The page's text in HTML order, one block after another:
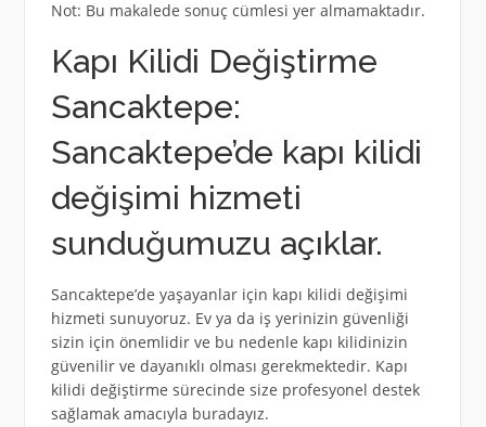
Not: Bu makalede sonuç cümlesi yer almamaktadır.
Kapı Kilidi Değiştirme
Sancaktepe:
Sancaktepe’de kapı kilidi
değişimi hizmeti
sunduğumuzu açıklar.
Sancaktepe’de yaşayanlar için kapı kilidi değişimi
hizmeti sunuyoruz. Ev ya da iş yerinizin güvenliği
sizin için önemlidir ve bu nedenle kapı kilidinizin
güvenilir ve dayanıklı olması gerekmektedir. Kapı
kilidi değiştirme sürecinde size profesyonel destek
sağlamak amacıyla buradayız.